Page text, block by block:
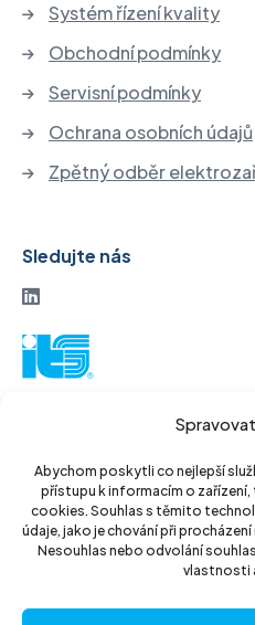
Abychom poskytli co nejlepší
přístupu k informacím o
cookies. Souhlas s těmito
údaje, jako je chování při
Nesouhlas nebo odvolání
vlastnosti
Systém řízení kvality
Obchodní podmínky
Servisní podmínky
Ochrana osobních údajů
Zpětný odběr
Sledujte nás
130 52 Praha3
Czech Republic
IČ: 14889811